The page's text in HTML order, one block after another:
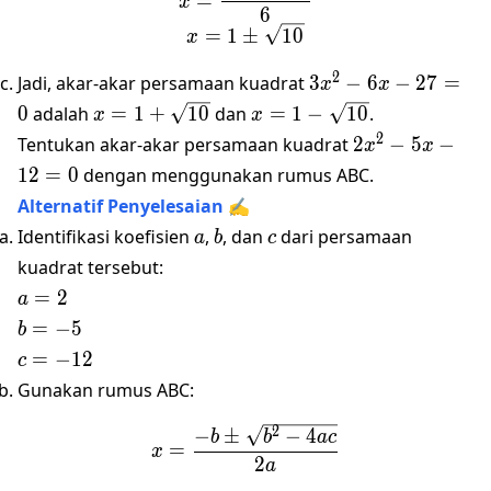
6
x = 1 ±
10
Jadi, akar-akar persamaan kuadrat3x^2
- 6x
- 27
= 0
3x2 − 6x − 27 =
0 adalah x = 1 +
\sqrt{10}
x = 1 + 10 danx = 1 -
\sqrt{10}
x = 1 − 10.
Tentukan akar-akar persamaan kuadrat 2x^2
- 5x
2x2 − 5x −
12 = 0 dengan menggunakan rumus ABC.
Alternatif Penyelesaian ✍️
Identifikasi koefisien a
a, b
b, dan c
c dari persamaan
kuadrat tersebut:
a
=
a = 2
b
=
b = −5
c
=
c = −12
Gunakan rumus ABC:
x = \frac{-b \pm
x =
2a
−b ± b2 − 4ac